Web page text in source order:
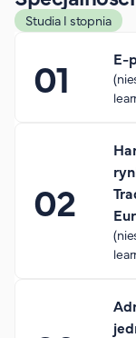
Studia I stopnia
E-